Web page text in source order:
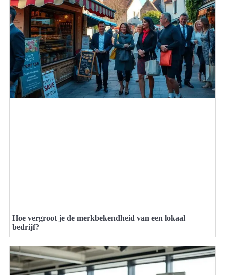
Hoe vergroot je de merkbekendheid van een lokaal
bedrijf?